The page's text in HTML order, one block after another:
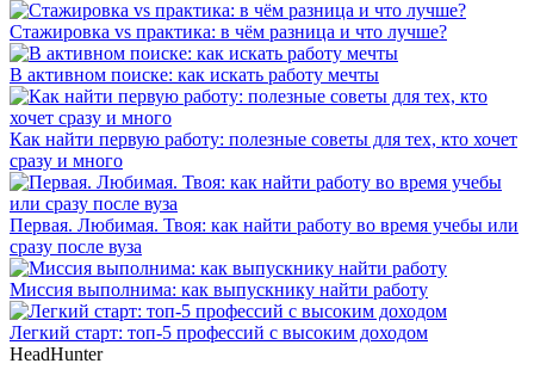
Стажировка vs практика: в чём разница и что лучше?
В активном поиске: как искать работу мечты
Как найти первую работу: полезные советы для тех, кто хочет
сразу и много
Первая. Любимая. Твоя: как найти работу во время учебы или
сразу после вуза
Миссия выполнима: как выпускнику найти работу
Легкий старт: топ-5 профессий с высоким доходом
HeadHunter